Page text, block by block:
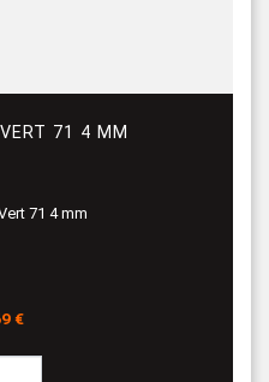
71 4 MM
71 4 mm
€